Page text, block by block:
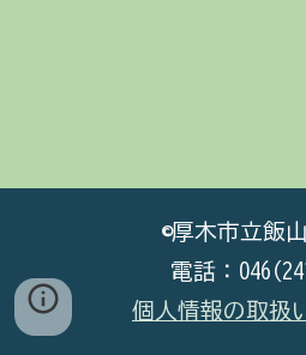
©厚木市立飯
電話：
個人情報の取扱